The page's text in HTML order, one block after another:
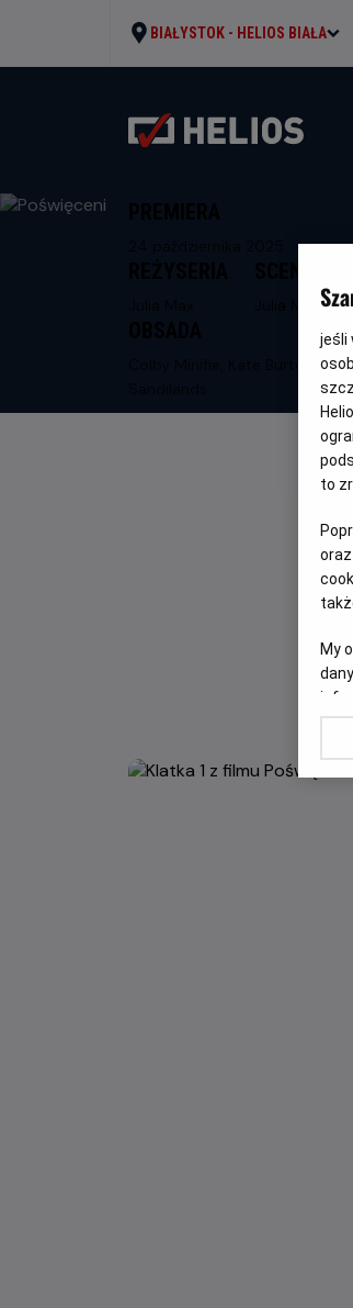
BIAŁYSTOK - HELIOS BIAŁA
Colby Minifie, Kate Burton, Neil
jeśli
to
My